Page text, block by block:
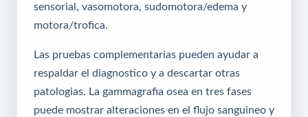
sensorial, vasomotora, sudomotora/edema y
motora/trofica.
Las pruebas complementarias pueden ayudar a
respaldar el diagnostico y a descartar otras
patologias. La gammagrafia osea en tres fases
puede mostrar alteraciones en el flujo sanguineo y